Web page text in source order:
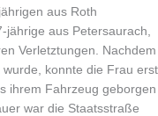
aus Roth
aus Petersaurach,
Verletztungen. Nachdem
konnte die Frau erst
ihrem Fahrzeug geborgen
war die Staatsstraße